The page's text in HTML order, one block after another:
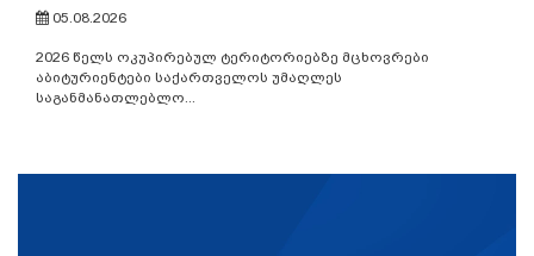
05.08.2026
2026 წელს ოკუპირებულ ტერიტორიებზე მცხოვრები
აბიტურიენტები საქართველოს უმაღლეს
საგანმანათლებლო...